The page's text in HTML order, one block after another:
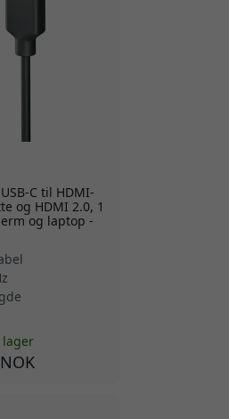
C til HDMI-
og HDMI 2.0, 1
og laptop -
lager